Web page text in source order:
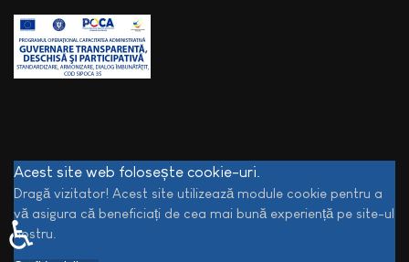
Acest site web folosește cookie-uri.
Dragă vizitator! Acest site utilizează module cookie pentru a
vă asigura că beneficiați de cea mai bună experiență pe site-ul
nostru.